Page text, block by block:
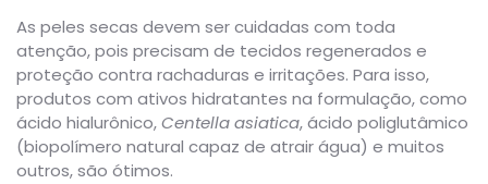
As peles secas devem ser cuidadas com toda
atenção, pois precisam de tecidos regenerados e
proteção contra rachaduras e irritações. Para isso,
produtos com ativos hidratantes na formulação, como
ácido hialurônico,Centella asiatica, ácido poliglutâmico
(biopolímero natural capaz de atrair água) e muitos
outros, são ótimos.